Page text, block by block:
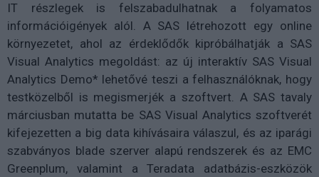
IT részlegek is felszabadulhatnak a folyamatos
információigények alól. A SAS létrehozott egy online
környezetet, ahol az érdeklődők kipróbálhatják a SAS
Visual Analytics megoldást: az új interaktív SAS Visual
Analytics Demo* lehetővé teszi a felhasználóknak, hogy
testközelből is megismerjék a szoftvert. A SAS tavaly
márciusban mutatta be SAS Visual Analytics szoftverét
kifejezetten a big data kihívásaira válaszul, és az iparági
szabványos blade szerver alapú rendszerek és az EMC
Greenplum, valamint a Teradata adatbázis-eszközök